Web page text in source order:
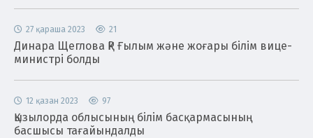
27 қараша 2023 21
Динара Щеглова ҚР Ғылым және жоғары білім вице-
министрі болды
12 қазан 2023 97
Қызылорда облысының білім басқармасының
басшысы тағайындалды